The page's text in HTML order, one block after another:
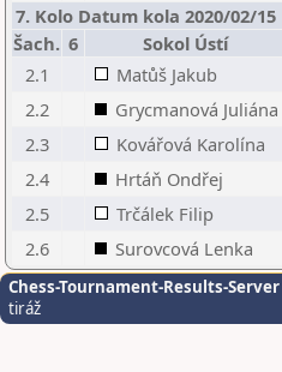
7. Kolo Datum kola 2020/02/15
Šach. 6 Sokol Ústí
2.1
Matůš Jakub
2.2
Grycmanová Juliána
2.3
Kovářová Karolína
2.4
Hrtáň Ondřej
2.5
Trčálek Filip
2.6
Surovcová Lenka
Chess-Tournament-Results-Server
tiráž